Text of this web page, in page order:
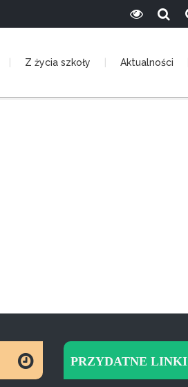
Z życia szkoły Aktualności
PRZYDATNE LINKI